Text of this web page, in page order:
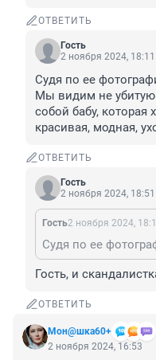
ОТВЕТИТЬ
Гость
2 ноября 2024, 18:11
Судя по ее
Мы видим не
собой бабу, которая
красивая, модная,
ОТВЕТИТЬ
Гость
2 ноября 2024, 18:51
Гость2 ноября 2024,
Гость, и
ОТВЕТИТЬ
Мон@шка60+
2 ноября 2024, 16:53